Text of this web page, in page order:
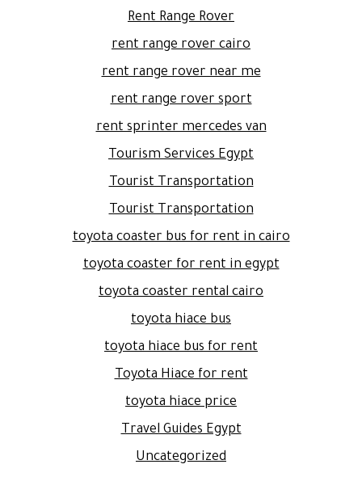
Rent Range Rover
rent range rover cairo
rent range rover near me
rent range rover sport
rent sprinter mercedes van
Tourism Services Egypt
Tourist Transportation
Tourist Transportation
toyota coaster bus for rent in cairo
toyota coaster for rent in egypt
toyota coaster rental cairo
toyota hiace bus
toyota hiace bus for rent
Toyota Hiace for rent
toyota hiace price
Travel Guides Egypt
Uncategorized